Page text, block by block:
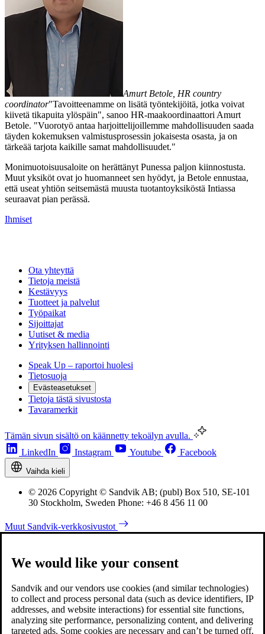
Amurt Betole, HR country
coordinator"Tavoitteenamme on lisätä työntekijöitä, jotka voivat
kiivetä tikapuita ylöspäin", sanoo HR-maakoordinaattori Amurt
Betole. "Vuorotyö antaa harjoittelijoillemme mahdollisuuden saada
täyden kokemuksen valmistusprosessin jokaisesta osasta, ja on
tärkeää tarjota kaikille samat mahdollisuudet."
Monimuotoisuusaloite on herättänyt Punessa paljon kiinnostusta.
Muut yksiköt ovat jo huomanneet sen hyödyt, ja Betole ennustaa,
että useat yhtiön seitsemästä muusta tuotantoyksiköstä Intiassa
seuraavat pian perässä.
Ihmiset
Ota yhteyttä
Tietoja meistä
Kestävyys
Tuotteet ja palvelut
Työpaikat
Sijoittajat
Uutiset & media
Yrityksen hallinnointi
Speak Up – raportoi huolesi
Tietosuoja
Evästeasetukset
Tietoja tästä sivustosta
Tavaramerkit
Tämän sivun sisältö on käännetty tekoälyn avulla.
LinkedIn
Instagram Youtube Facebook
Vaihda kieli
© 2026 Copyright © Sandvik AB; (publ) Box 510, SE-101
30 Stockholm, Sweden Phone: +46 8 456 11 00
Muut Sandvik-verkkosivustot
We would like your consent
Sandvik and our vendors use cookies (and similar technologies)
to collect and process personal data (such as device identifiers, IP
addresses, and website interactions) for essential site functions,
analyzing site performance, personalizing content, and delivering
targeted ads. Some cookies are necessary and can’t be turned off,